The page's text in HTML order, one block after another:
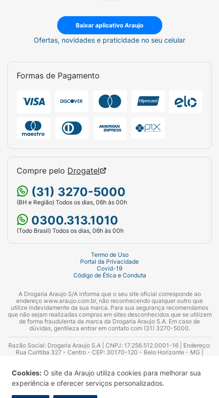
Cookies: O site da Araujo utiliza cookies para melhorar sua
experiência e oferecer serviços personalizados.
Baixar aplicativo Araujo
Ofertas, novidades e praticidade no seu celular
Formas de Pagamento
Compre pelo Drogatel
(31) 3270-5000
(BH e Região) Todos os dias, 06h às 00h
0300.313.1010
(Todo Brasil) Todos os dias, 06h às 00h
Termo de Uso
Portal da Privacidade
Covid-19
Código de Ética e Conduta
A Drogaria Araujo S/A informa que o seu site oficial corresponde ao
endereço www.araujo.com.br, não reconhecendo qualquer outro que
utilize indevidamente da sua marca. Para sua segurança recomendamos
que não sejam realizadas compras em sites desconhecidos que se utilizem
de forma fraudulenta da marca da Drogaria Araujo S.A. Em caso de
dúvidas, gentileza entrar em contato com (31) 3270-5000.
Razão Social: Drogaria Araujo S.A | CNPJ: 17.256.512.0001-16 | Endereço:
Rua Curitiba 327 - Centro - CEP: 30170-120 - Belo Horizonte - MG |
Azevedo Guimarães – CRF 10.965 | Yasmin Silva Alvarenga – CRF 52.584 -
Consultor substituto: Thiago Aguiar Pinheiro - CRF Nº 13.748. Alvará
Sanitário: 2025020713 | Autorização de Funcionamento da Empresa (AFE):